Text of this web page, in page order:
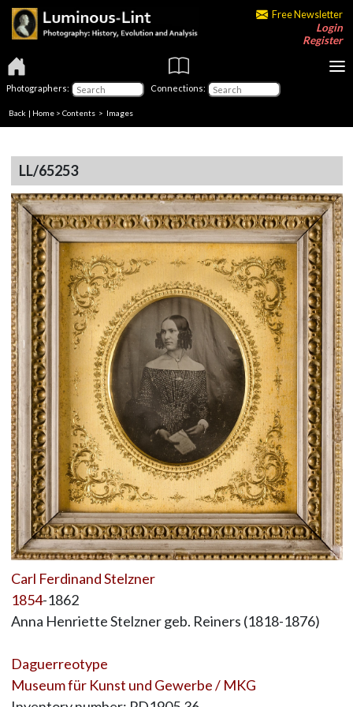
Free Newsletter
Login
Register
Photographers: Connections:
Back | Home > Contents > Images
LL/65253
Carl Ferdinand Stelzner
1854-1862
Anna Henriette Stelzner geb. Reiners (1818-1876)
Daguerreotype
Museum für Kunst und Gewerbe / MKG